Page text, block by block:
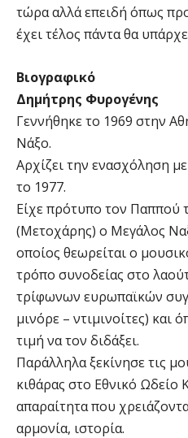
τώρα αλλά επειδή όπως
έχει τέλος πάντα θα
Βιογραφικό
Δημήτρης Φυρογένης
Γεννήθηκε το 1969 στην
Νάξο.
Αρχίζει την ενασχόληση
το 1977.
Είχε πρότυπο τον
(Μετοχάρης) ο Μεγάλος
οποίος θεωρείται ο
τρόπο συνοδείας στο
τρίφωνων ευρωπαϊκών
μινόρε – ντιμινοίτες) και
τιμή να τον διδάξει.
Παράλληλα ξεκίνησε τις
κιθάρας στο Εθνικό Ωδείο
απαραίτητα που
αρμονία, ιστορία.